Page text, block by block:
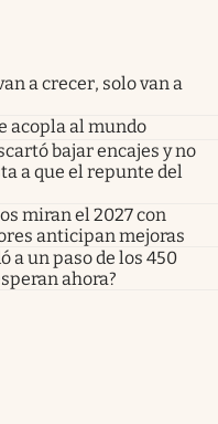
a crecer, solo van a
acopla al mundo
bajar encajes y no
a que el repunte del
miran el 2027 con
anticipan mejoras
a un paso de los 450
ahora?